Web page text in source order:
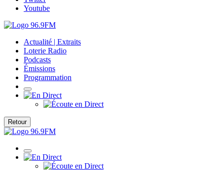
Youtube
Actualité | Extraits
Loterie Radio
Podcasts
Émissions
Programmation
Retour